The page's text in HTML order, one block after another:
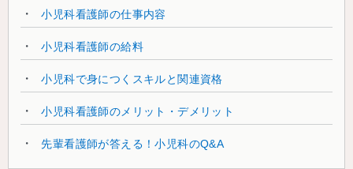
小児科看護師の仕事内容
小児科看護師の給料
小児科で身につくスキルと関連資格
小児科看護師のメリット・デメリット
先輩看護師が答える！小児科のQ&A